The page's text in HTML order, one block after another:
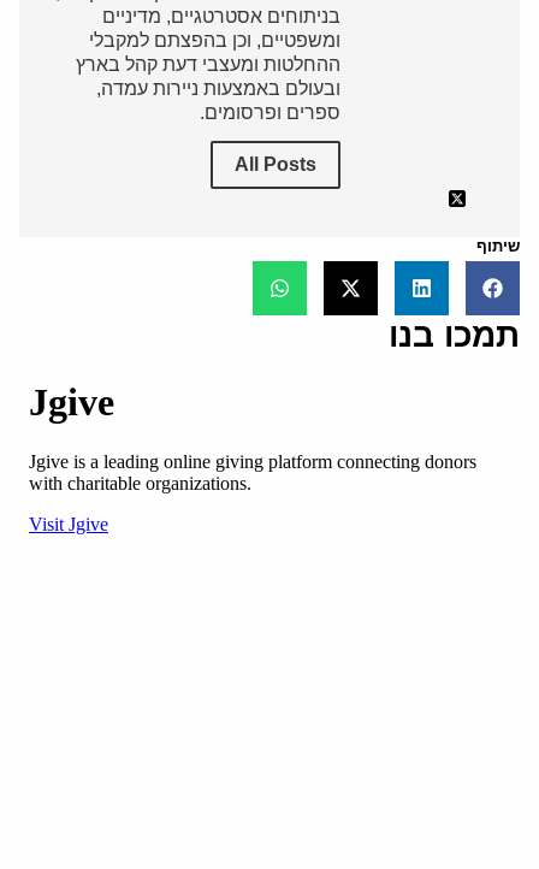
בניתוחים אסטרטגיים, מדיניים
ומשפטיים, וכן בהפצתם למקבלי
ההחלטות ומעצבי דעת קהל בארץ
ובעולם באמצעות ניירות עמדה,
ספרים ופרסומים.
All Posts
שיתוף
תמכו בנו